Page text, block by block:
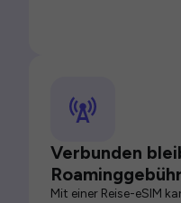
Verbunden
Mit einer Reise-eSIM